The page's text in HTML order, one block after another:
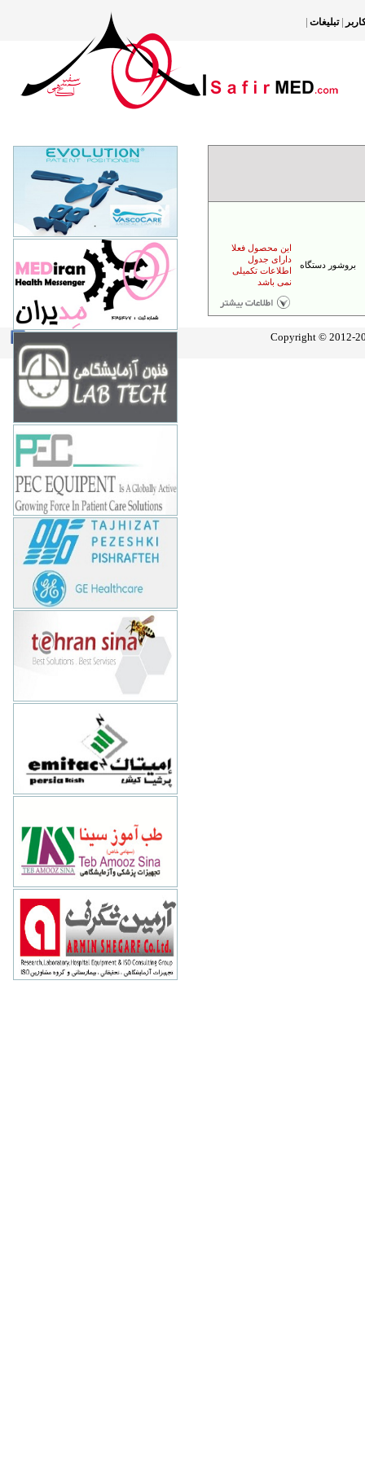
| تبليغات |
بروشور دستگاه
این محصول فعلا
دارای جدول
اطلاعات تکمیلی
نمی باشد
مدیران سلامت سفیر
77500165
تهران- پایین تر از میدان سپاه- نبش کوچه
احمد نیا- پلاک یک
مدیران سلامت سفیر
77500165
تهران- پایین تر از میدان سپاه- نبش کوچه
احمد نیا- پلاک یک
تهران - بهشتي - بعد از سهروردي -
کاووسي فر - نبش کوچه باسقی- پلاک 20
و 21
www.fonoon.co.ir
الکترونیک برتر
88982612-16
تهران - خیابان زرتشت غربی- کوچه سوم
www.pec-equipment.com
تجهیزات پزشکی پیشرفته
88660081
تهران-ونک-خیابان توانیر-شهید عباسپور-
کوچه سامی-پلاک 1
www.tppge.com
66409116
طبقه 3
www.tehransina.com
امیتاک پرشیا
88761000
تهران-خيابان میرعماد- کوچه یازدهم-
پلاک 26
تهران-وليعصر - نيلو - بالاتر از توانير -
پلاک ساختمان نيلو 4 - طبقه 5 - واحد 21
آرمین شگرف
88500745
تهران-خيابان سهروردي -ميدان پاليزي-
خيابان قندي غربي-پلاک 25-طبقه اول
www.arminshegarf.com
Copyright © 2012-